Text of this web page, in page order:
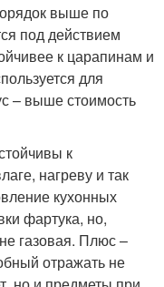
выше по
под действием
к царапинам и
для
– выше стоимость
к
нагреву и так
кухонных
фартука, но,
газовая. Плюс –
отражать не